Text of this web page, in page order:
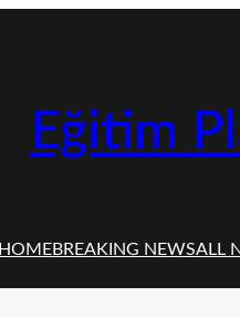
Eğitim
HOMEBREAKING NEWSALL